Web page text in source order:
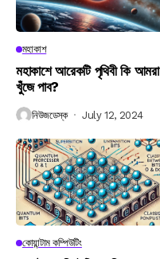
মহাকাশ
মহাকাশে আরেকটি পৃথিবী কি আমরা
খুঁজে পাব?
নিউজডেস্ক July 12, 2024
কোয়ান্টাম কম্পিউটিং